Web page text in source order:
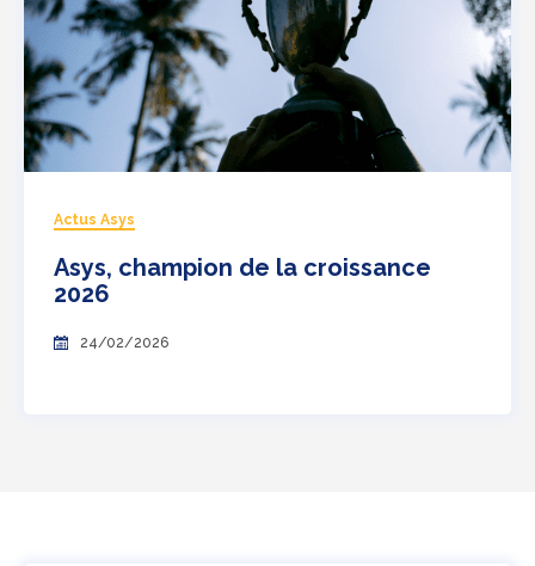
Actus Asys
Asys, champion de la croissance
2026
24/02/2026